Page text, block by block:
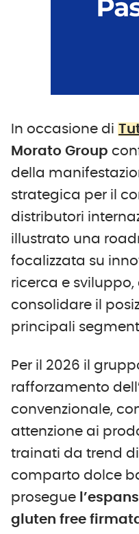
In occasione di
Morato Group
della
strategica per il
distributori
illustrato una
focalizzata su
ricerca e sviluppo,
consolidare il
principali
Per il 2026 il
rafforzamento
convenzionale,
attenzione ai
trainati da trend
comparto dolce
prosegue
gluten free